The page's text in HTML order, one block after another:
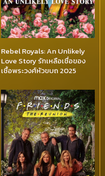
Rebel Royals: An Unlikely
Love Story รักเหลือเชื่อของ
เชื้อพระวงศ์หัวขบถ 2025